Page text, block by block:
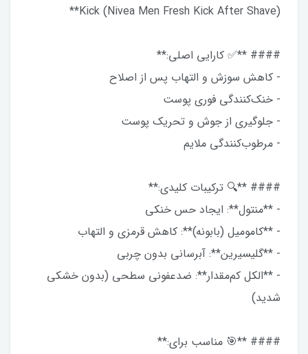
Kick (Nivea Men Fresh Kick After Shave)**
#### **✅ کارایی اصلی:**
- کاهش سوزش و التهاب پس از اصلاح
- خنک‌کنندگی فوری پوست
- جلوگیری از جوش و تحریک پوست
- مرطوب‌کنندگی ملایم
#### **🔍 ترکیبات کلیدی:**
- **منتول**: ایجاد حس خنکی
- **کامومیل (بابونه)**: کاهش قرمزی و التهاب
- **گلیسیرین**: آبرسانی بدون چربی
- **الکل کم‌مقدار**: ضدعفونی سطحی (بدون خشکی
شدید)
#### **🎯 مناسب برای:**